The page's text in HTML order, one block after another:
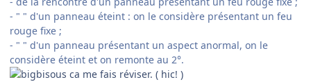
- " " d'un panneau éteint : on le considère présentant un feu
rouge fixe ;
- " " d'un panneau présentant un aspect anormal, on le
considère éteint et on remonte au 2°.
ca me fais réviser. ( hic! )